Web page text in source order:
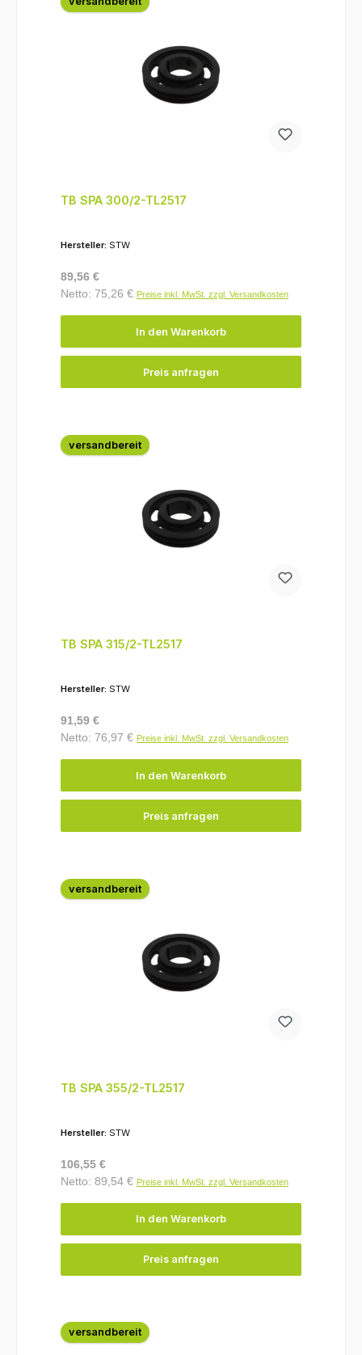
TB SPA 300/2-TL2517
Hersteller: STW
Regulärer Preis:
89,56 €
Netto: 75,26 € Preise inkl. MwSt. zzgl. Versandkosten
In den Warenkorb
Preis anfragen
versandbereit
TB SPA 315/2-TL2517
Hersteller: STW
Regulärer Preis:
91,59 €
Netto: 76,97 € Preise inkl. MwSt. zzgl. Versandkosten
In den Warenkorb
Preis anfragen
versandbereit
TB SPA 355/2-TL2517
Hersteller: STW
Regulärer Preis:
106,55 €
Netto: 89,54 € Preise inkl. MwSt. zzgl. Versandkosten
In den Warenkorb
Preis anfragen
versandbereit